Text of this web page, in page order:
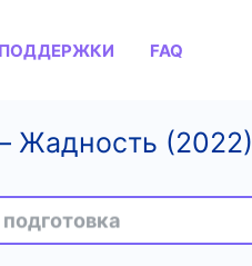
FAQ
Жадность (2022)